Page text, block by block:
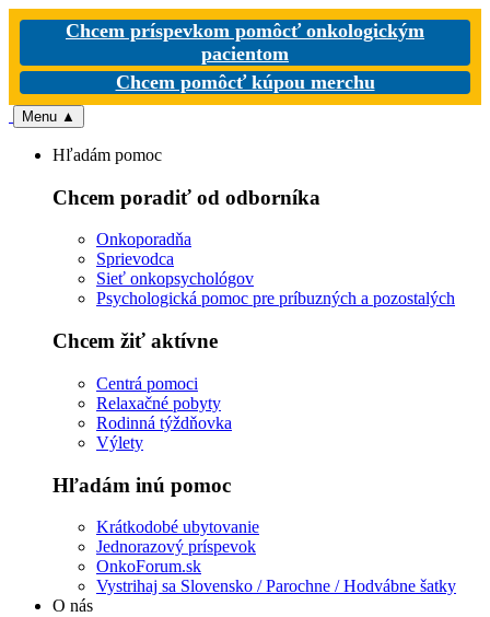
Chcem príspevkom pomôcť onkologickým
pacientom
Chcem pomôcť kúpou merchu
Menu ▲
Hľadám pomoc
Chcem poradiť od odborníka
Onkoporadňa
Sprievodca
Sieť onkopsychológov
Psychologická pomoc pre príbuzných a pozostalých
Chcem žiť aktívne
Centrá pomoci
Relaxačné pobyty
Rodinná týždňovka
Výlety
Hľadám inú pomoc
Krátkodobé ubytovanie
Jednorazový príspevok
OnkoForum.sk
Vystrihaj sa Slovensko / Parochne / Hodvábne šatky
O nás